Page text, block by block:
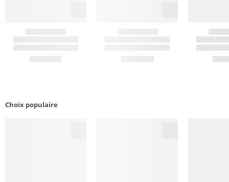
Choix populaire